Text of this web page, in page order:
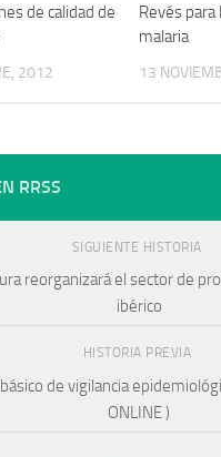
de calidad de
2012
Revés para
malaria
13
RRSS
SIGUIENTE HISTORIA
reorganizará el sector de
ibérico
HISTORIA PREVIA
de vigilancia
ONLINE )